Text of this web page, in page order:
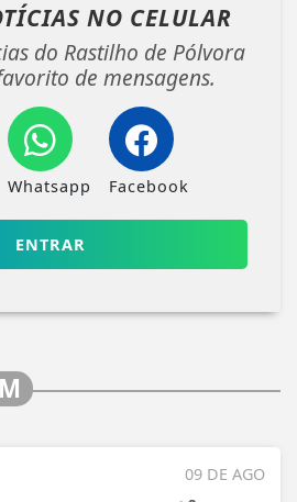
NO CELULAR
do Rastilho de Pólvora
de mensagens.
Whatsapp Facebook
ENTRAR
09 DE AGO